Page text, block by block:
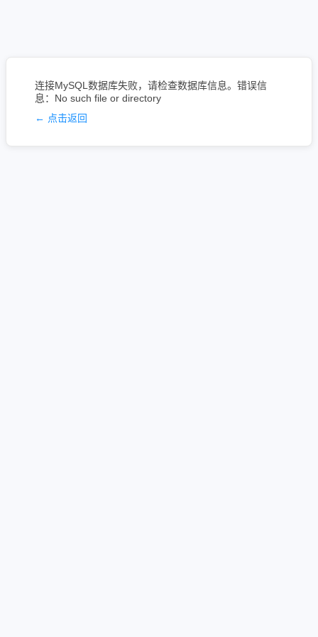
连接MySQL数据库失败，请检查数据库信息。错误信
息：No such file or directory
← 点击返回